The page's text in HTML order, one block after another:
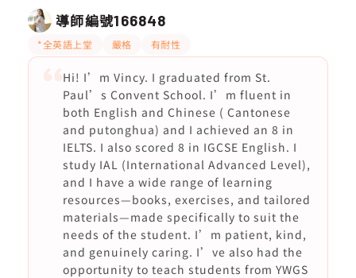
導師編號166848
*全英語上堂 嚴格 有耐性
Hi! I’m Vincy. I graduated from St.
Paul’s Convent School. I’m fluent in
both English and Chinese ( Cantonese
and putonghua) and I achieved an 8 in
IELTS. I also scored 8 in IGCSE English. I
study IAL (International Advanced Level),
and I have a wide range of learning
resources—books, exercises, and tailored
materials—made specifically to suit the
needs of the student. I’m patient, kind,
and genuinely caring. I’ve also had the
opportunity to teach students from YWGS